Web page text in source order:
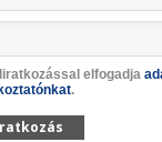
elfogadja
.